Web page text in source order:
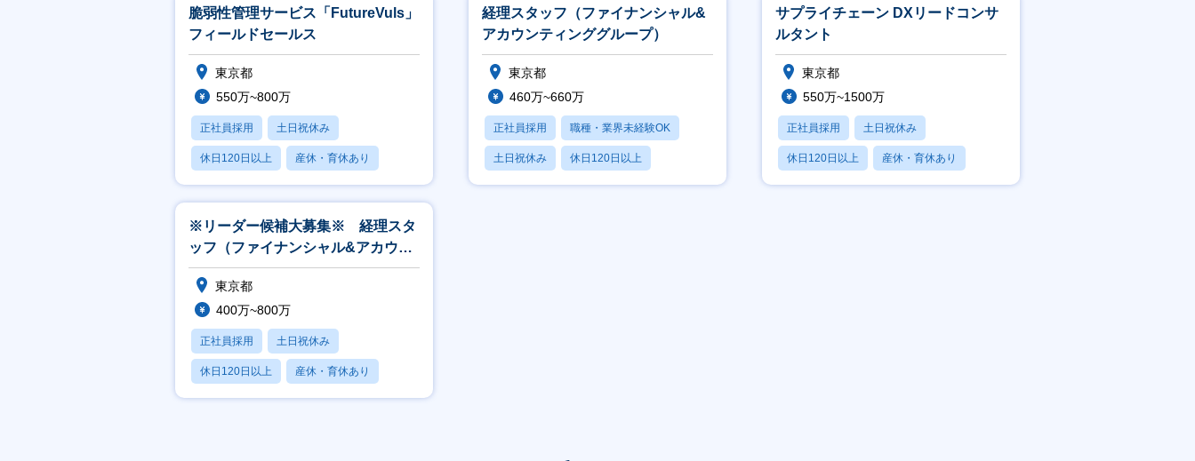
脆弱性管理サービス「FutureVuls」
フィールドセールス
東京都
550万~800万
正社員採用 土日祝休み
休日120日以上 産休・育休あり
賞与あり
経理スタッフ（ファイナンシャル&
アカウンティンググループ）
東京都
460万~660万
正社員採用 職種・業界未経験OK
土日祝休み 休日120日以上
産休・育休あり
サプライチェーン DXリードコンサ
ルタント
東京都
550万~1500万
正社員採用 土日祝休み
休日120日以上 産休・育休あり
賞与あり
※リーダー候補大募集※ 経理スタ
ッフ（ファイナンシャル&アカウン
ティンググループ）
東京都
400万~800万
正社員採用 土日祝休み
休日120日以上 産休・育休あり
賞与あり